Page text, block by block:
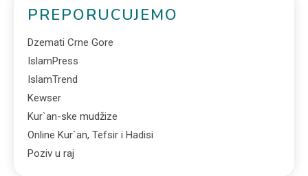
PREPORUCUJEMO
Dzemati Crne Gore
IslamPress
IslamTrend
Kewser
Kur`an-ske mudžize
Online Kur`an, Tefsir i Hadisi
Poziv u raj